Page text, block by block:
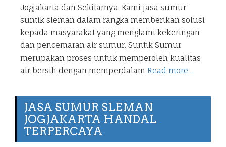
Jogjakarta dan Sekitarnya. Kami jasa sumur
suntik sleman dalam rangka memberikan solusi
kepada masyarakat yang menglami kekeringan
dan pencemaran air sumur. Suntik Sumur
merupakan proses untuk memperoleh kualitas
air bersih dengan memperdalam Read more…
JASA SUMUR SLEMAN
JOGJAKARTA HANDAL
TERPERCAYA